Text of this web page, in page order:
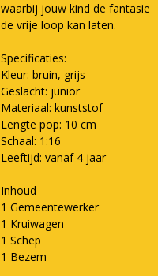
waarbij jouw kind de fantasie
de vrije loop kan laten.
Specificaties:
Kleur: bruin, grijs
Geslacht: junior
Materiaal: kunststof
Lengte pop: 10 cm
Schaal: 1:16
Leeftijd: vanaf 4 jaar
Inhoud
1 Gemeentewerker
1 Kruiwagen
1 Schep
1 Bezem